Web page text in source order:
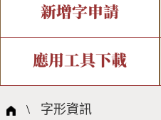
全字庫介紹
中文碼介紹
國際字碼相關組織
IDS查詢
複合查詢
筆畫查詢
新增字申請
新字申請處理流程
字形即時顯示
全字庫授權
應用工具下載
個人電腦造字處理工具
問題集
\ 字形資訊